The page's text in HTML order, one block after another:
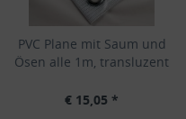
PVC Plane mit Saum und
Ösen alle 1m, transluzent
€ 15,05 *